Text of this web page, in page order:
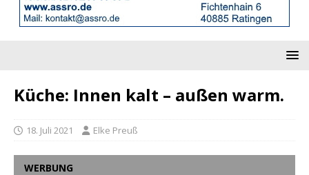
Küche: Innen kalt – außen warm.
18. Juli 2021 Elke Preuß
WERBUNG